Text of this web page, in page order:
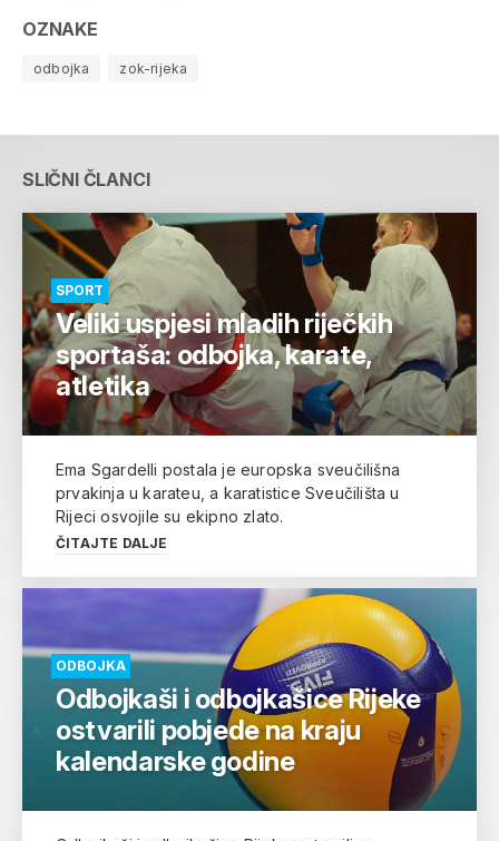
OZNAKE
odbojka zok-rijeka
SLIČNI ČLANCI
SPORT
Veliki uspjesi mladih riječkih
sportaša: odbojka, karate,
atletika
Ema Sgardelli postala je europska sveučilišna
prvakinja u karateu, a karatistice Sveučilišta u
Rijeci osvojile su ekipno zlato.
ČITAJTE DALJE
ODBOJKA
Odbojkaši i odbojkašice Rijeke
ostvarili pobjede na kraju
kalendarske godine